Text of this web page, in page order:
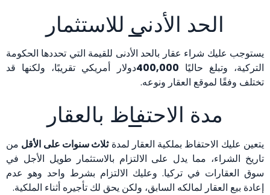
الحد الأدنى للاستثمار
يستوجب عليك شراء عقار بالحد الأدنى للقيمة التي تحددها الحكومة
التركية، وتبلغ حاليًا 400,000دولار أمريكي تقريبًا، ولكنها قد
تختلف وفقًا لموقع العقار ونوعه.
مدة الاحتفاظ بالعقار
يتعين عليك الاحتفاظ بملكية العقار لمدةثلاث سنوات على الأقل من
تاريخ الشراء، مما يدل على الالتزام بالاستثمار طويل الأجل في
سوق العقارات في تركيا. وعليك الالتزام بشرط واحد وهو عدم
إعادة بيع العقار لمالكه السابق، ولكن يحق لك تأجيره أثناء الملكية.